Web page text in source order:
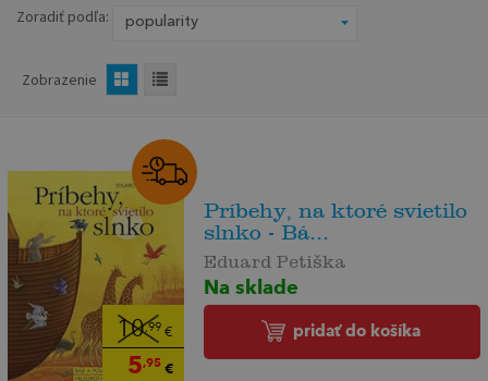
Zoradiť podľa:
Zobrazenie
10,99 €
5,95€
Príbehy, na ktoré svietilo
slnko - Bá...
Eduard Petiška
Na sklade
pridať do košíka